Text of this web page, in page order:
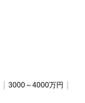
3000～4000万円